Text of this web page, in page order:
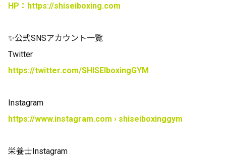
HP ： https://shiseiboxing.com
✨公式SNSアカウント一覧
Twitter
https://twitter.com/SHISEIboxingGYM
Instagram
https://www.instagram.com › shiseiboxinggym
栄養士Instagram